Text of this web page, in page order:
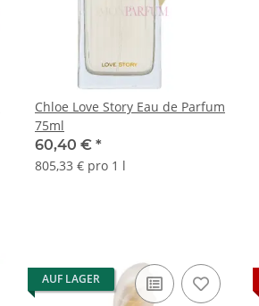
Chloe Love Story Eau de Parfum
75ml
60,40 € *
805,33 € pro 1 l
AUF LAGER